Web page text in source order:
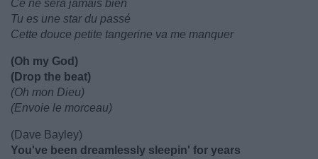
Ce ne sera jamais bien
Tu es une star du passé
Cette douce petite tangerine va me manquer
(Oh my God)
(Drop the beat)
(Oh mon Dieu)
(Envoie le morceau)
(Dave Bayley)
You've been dreamlessly sleepin' for years